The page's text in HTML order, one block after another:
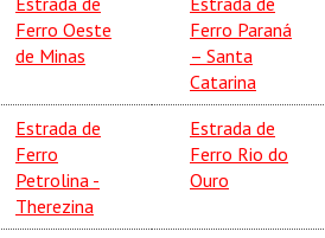
Ferro Oeste
de Minas
Ferro Paraná
– Santa
Catarina
Estrada de
Ferro
Petrolina -
Therezina
Estrada de
Ferro Rio do
Ouro